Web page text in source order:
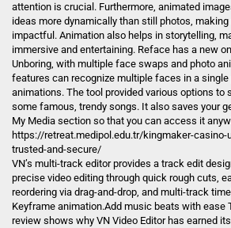
attention is crucial. Furthermore, animated
ideas more dynamically than still photos,
impactful. Animation also helps in storytelling,
immersive and entertaining. Reface has a new
Unboring, with multiple face swaps and photo
features can recognize multiple faces in a
animations. The tool provided various options to
some famous, trendy songs. It also saves your
My Media section so that you can access it
https://retreat.medipol.edu.tr/kingmaker-
trusted-and-secure/
VN’s multi-track editor provides a track edit
precise video editing through quick rough cuts,
reordering via drag-and-drop, and multi-track
Keyframe animation.Add music beats with ease
review shows why VN Video Editor has earned